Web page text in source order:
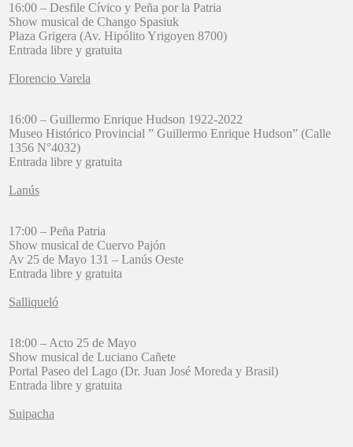
16:00 – Desfile Cívico y Peña por la Patria
Show musical de Chango Spasiuk
Plaza Grigera (Av. Hipólito Yrigoyen 8700)
Entrada libre y gratuita
Florencio Varela
16:00 – Guillermo Enrique Hudson 1922-2022
Museo Histórico Provincial ” Guillermo Enrique Hudson” (Calle
1356 N°4032)
Entrada libre y gratuita
Lanús
17:00 – Peña Patria
Show musical de Cuervo Pajón
Av 25 de Mayo 131 – Lanús Oeste
Entrada libre y gratuita
Salliqueló
18:00 – Acto 25 de Mayo
Show musical de Luciano Cañete
Portal Paseo del Lago (Dr. Juan José Moreda y Brasil)
Entrada libre y gratuita
Suipacha